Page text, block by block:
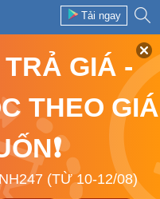
Tải ngay
GIÁ -
THEO GIÁ
(TỪ 10-12/08)